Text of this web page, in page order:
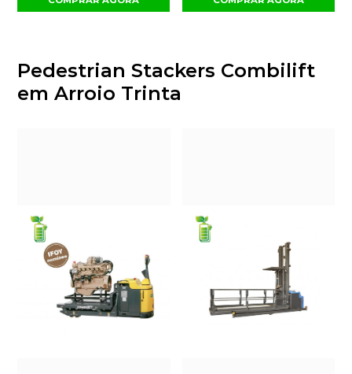
Pedestrian Stackers Combilift
em Arroio Trinta